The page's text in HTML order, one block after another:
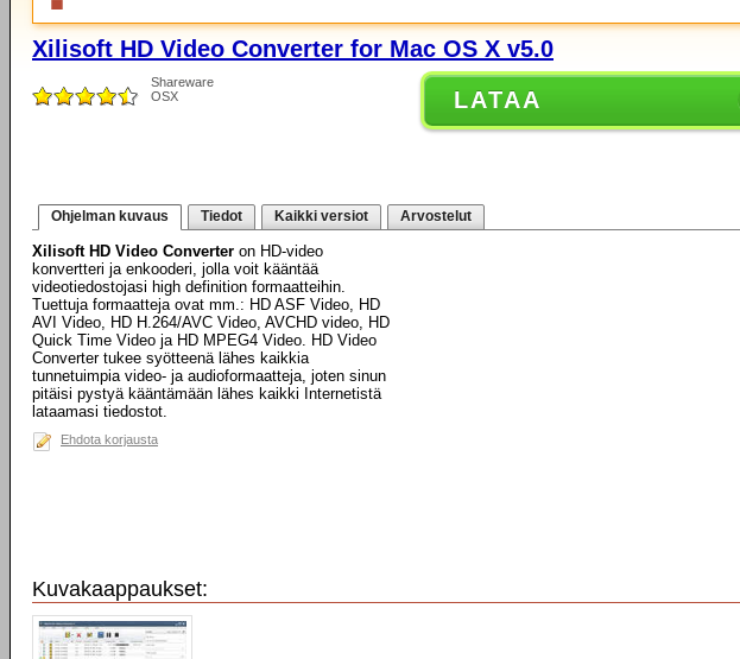
Xilisoft HD Video Converter for Mac OS X v5.0
Shareware
OSX
LATAA
Ohjelman kuvaus Tiedot Kaikki versiot Arvostelut
Xilisoft HD Video Converter on HD-video
konvertteri ja enkooderi, jolla voit kääntää
videotiedostojasi high definition formaatteihin.
Tuettuja formaatteja ovat mm.: HD ASF Video, HD
AVI Video, HD H.264/AVC Video, AVCHD video, HD
Quick Time Video ja HD MPEG4 Video. HD Video
Converter tukee syötteenä lähes kaikkia
tunnetuimpia video- ja audioformaatteja, joten sinun
pitäisi pystyä kääntämään lähes kaikki Internetistä
lataamasi tiedostot.
Ehdota korjausta
Kuvakaappaukset: